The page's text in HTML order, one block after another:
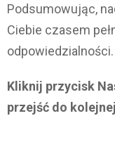
Podsumowując,
Ciebie czasem
odpowiedzialności.
Kliknij przycisk
przejść do